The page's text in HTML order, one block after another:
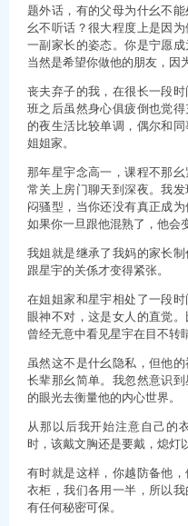
题外话，有的父母为什幺不
幺不听话？很大程度上是因
一副家长的姿态。你是宁愿
当然是希望你做他的朋友，因
丧夫弃子的我，在很长一段
班之后虽然身心俱疲倒也觉
的夜生活比较单调，偶尔和
姐姐家。
那年星宇念高一，课程不那
常关上房门聊天到深夜。我
闷骚型，当你还没有真正成
如果你一旦跟他混熟了，他会
我姐就是继承了我妈的家长
跟星宇的关係才变得紧张。
在姐姐家和星宇相处了一段
眼神不对，这是女人的直觉
曾经无意中看见星宇在目不转
虽然这不是什幺隐私，但他
长辈那幺简单。我忽然意识
的眼光去衡量他的内心世界。
从那以后我开始注意自己的
时，该戴文胸还是要戴，熄灯
有时就是这样，你越防备他
衣柜，我们各用一半，所以
有任何秘密可保。